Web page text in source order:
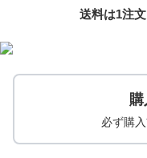
送料は1注
必ず購